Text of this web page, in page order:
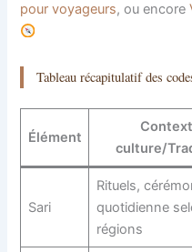
pour voyageurs, ou encore
Tableau récapitulatif des
Élément
culture/
Sari
Rituels,
quotidienne
régions